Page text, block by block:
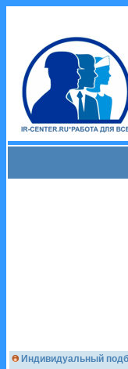
Индивидуальный